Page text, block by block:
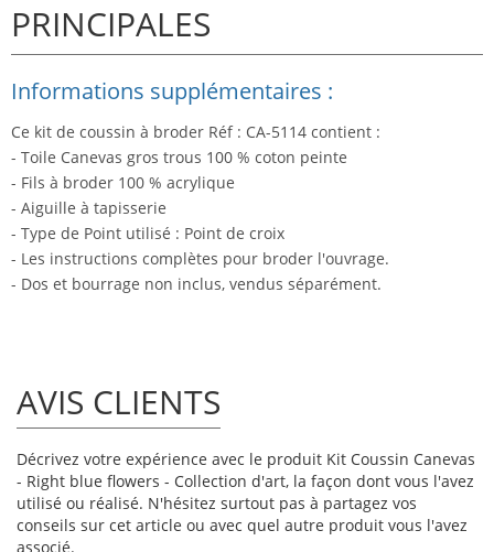
PRINCIPALES
Informations supplémentaires :
Ce kit de coussin à broder Réf : CA-5114 contient :
- Toile Canevas gros trous 100 % coton peinte
- Fils à broder 100 % acrylique
- Aiguille à tapisserie
- Type de Point utilisé : Point de croix
- Les instructions complètes pour broder l'ouvrage.
- Dos et bourrage non inclus, vendus séparément.
AVIS CLIENTS
Décrivez votre expérience avec le produit Kit Coussin Canevas
- Right blue flowers - Collection d'art, la façon dont vous l'avez
utilisé ou réalisé. N'hésitez surtout pas à partagez vos
conseils sur cet article ou avec quel autre produit vous l'avez
associé.